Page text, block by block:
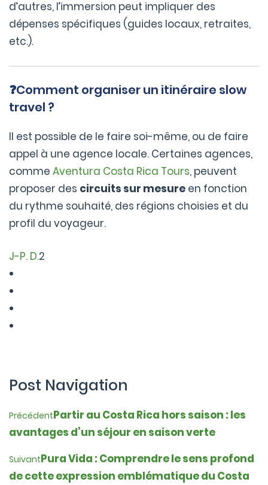
d’autres, l’immersion peut impliquer des
dépenses spécifiques (guides locaux, retraites,
etc.).
❓Comment organiser un itinéraire slow
travel ?
Il est possible de le faire soi-même, ou de faire
appel à une agence locale. Certaines agences,
comme Aventura Costa Rica Tours, peuvent
proposer des circuits sur mesure en fonction
du rythme souhaité, des régions choisies et du
profil du voyageur.
J-P. D.2
Post Navigation
PrécédentPartir au Costa Rica hors saison : les
avantages d’un séjour en saison verte
SuivantPura Vida : Comprendre le sens profond
de cette expression emblématique du Costa